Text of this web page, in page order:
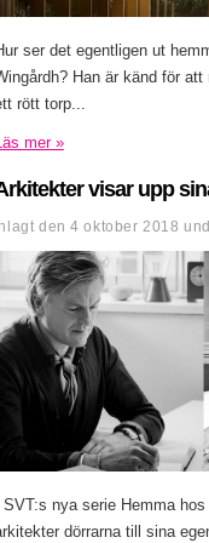
ser det egentligen ut
Han är känd för
rött torp...
mer »
visar upp
den4 oktober 2018
nya serie Hemma
dörrarna till sina